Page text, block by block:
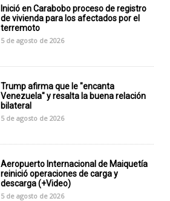
Inició en Carabobo proceso de registro
de vivienda para los afectados por el
terremoto
5 de agosto de 2026
Trump afirma que le "encanta
Venezuela" y resalta la buena relación
bilateral
5 de agosto de 2026
Aeropuerto Internacional de Maiquetía
reinició operaciones de carga y
descarga (+Video)
5 de agosto de 2026